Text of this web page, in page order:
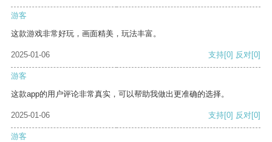
游客
这款游戏非常好玩，画面精美，玩法丰富。
2025-01-06 支持[0] 反对[0]
游客
这款app的用户评论非常真实，可以帮助我做出更准确的选择。
2025-01-06 支持[0] 反对[0]
游客